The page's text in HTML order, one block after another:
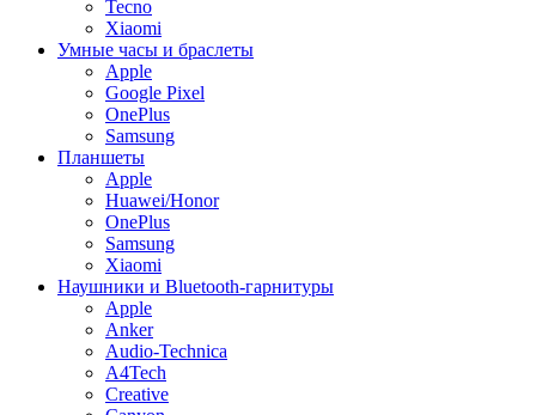
Tecno
Xiaomi
Умные часы и браслеты
Apple
Google Pixel
OnePlus
Samsung
Планшеты
Apple
Huawei/Honor
OnePlus
Samsung
Xiaomi
Наушники и Bluetooth-гарнитуры
Apple
Anker
Audio-Technica
A4Tech
Creative